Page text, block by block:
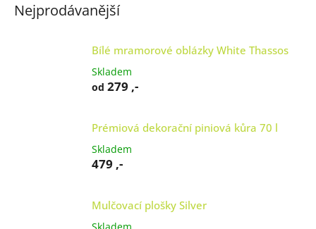
Nejprodávanější
Bílé mramorové oblázky White Thassos
Skladem
od 279 ,-
Prémiová dekorační piniová kůra 70 l
Skladem
479 ,-
Mulčovací plošky Silver